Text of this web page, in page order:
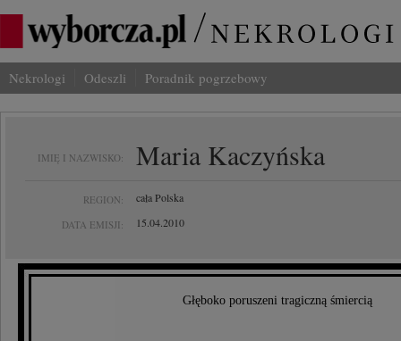
Nekrologi Odeszli Poradnik pogrzebowy
IMIĘ I NAZWISKO: Maria Kaczyńska
REGION: cała Polska
DATA EMISJI: 15.04.2010
Głęboko poruszeni tragiczną śmiercią